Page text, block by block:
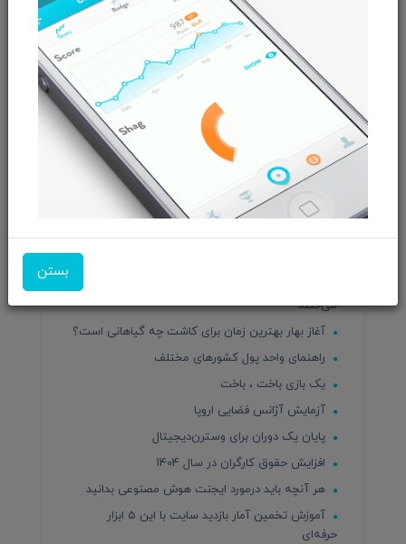
بستن
سریع‌ترین حافظه SSD PCIe 5 دنیا
بهترین جاهای دیدنی رشت از تاریخ تا تفریح
معرفی روستاهای حوالی پایتخت برای طبیعت‌گردی
رتبه‌بندی سری گلکسی S سامسونگ؛ از بدترین تا
بهترین
راهنمای خرید هدفون – بهار ۱۴۰۴
چگونه یک محصول جدید را به بازار معرفی کنیم؟
بیوگرافی لری پیج
تحول هوش مصنوعی ChatGPT
راهنمای خرید لپ تاپ در بهار 1404
باهوش‌ترین مدل بنز با سرنشینان صحبت می‌کند و
می‌خندد
آغاز بهار بهترین زمان برای کاشت چه گیاهانی است؟
راهنمای واحد پول کشورهای مختلف
یک بازی باخت ، باخت
آزمایش آژانس فضایی اروپا
پایان یک دوران برای وسترن‌دیجیتال
افزایش حقوق کارگران در سال 1404
هر آنچه باید درمورد ایجنت هوش مصنوعی بدانید
آموزش تخمین آمار بازدید سایت با این 5 ابزار
حرفه‌ای